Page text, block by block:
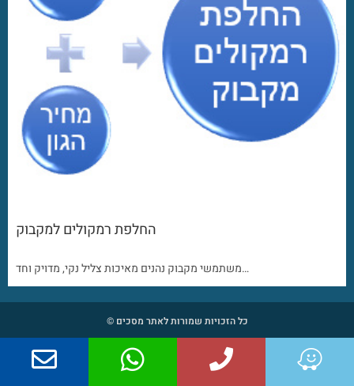
החלפת רמקולים למקבוק
משתמשי מקבוק נהנים מאיכות צליל נקי, מדויק וחד…
כל הזכויות שמורות לאתר מסכים ©